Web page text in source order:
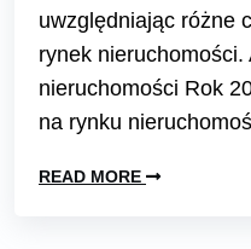
uwzględniając różne
rynek
nieruchomości Rok
na rynku
READ MORE